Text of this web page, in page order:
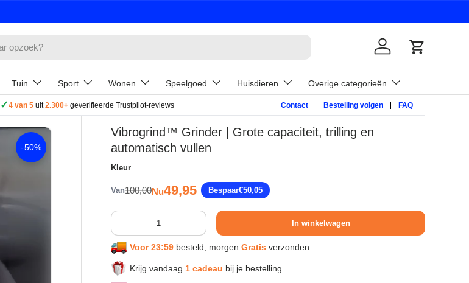
InloggenWinkelwagen
Tuin Sport Wonen Speelgoed Huisdieren Overige categorieën
✓4 van 5 uit2.300+ geverifieerde Trustpilot-reviews Contact Bestelling volgen FAQ
-50%
Vibrogrind™ Grinder | Grote capaciteit, trilling en
automatisch vullen
Kleur
VanReguliere prijs
100,00Verkoopprijs
Nu49,95 Bespaar€50,05
Aantal
In winkelwagen
Voor 23:59 besteld, morgen Gratis verzonden
Krijg vandaag 1 cadeau bij je bestelling